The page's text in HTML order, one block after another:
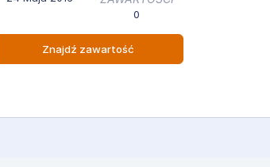
0
Znajdź zawartość